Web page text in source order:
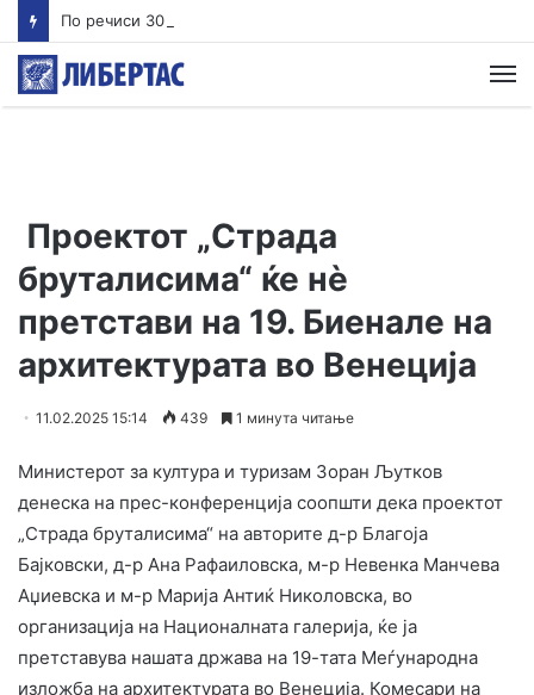
Проектот „Страда
бруталисима“ ќе нѐ
претстави на 19. Биенале на
архитектурата во Венеција
11.02.2025 15:14 439 1 минута читање
Министерот за култура и туризам Зоран Љутков
денеска на прес-конференција соопшти дека проектот
„Страда бруталисима“ на авторите д-р Благоја
Бајковски, д-р Ана Рафаиловска, м-р Невенка Манчева
Аџиевска и м-р Марија Антиќ Николовска, во
организација на Националната галерија, ќе ја
претставува нашата држава на 19-тата Меѓународна
изложба на архитектурата во Венеција. Комесари на